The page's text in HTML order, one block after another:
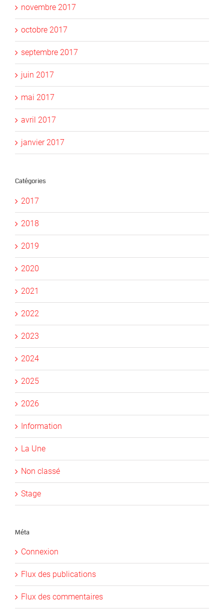
novembre 2017
octobre 2017
septembre 2017
juin 2017
mai 2017
avril 2017
janvier 2017
Catégories
2017
2018
2019
2020
2021
2022
2023
2024
2025
2026
Information
La Une
Non classé
Stage
Méta
Connexion
Flux des publications
Flux des commentaires